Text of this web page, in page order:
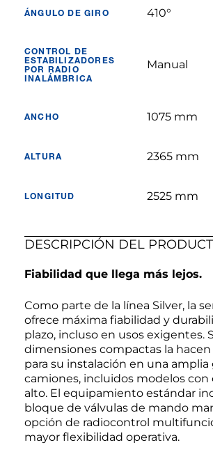
ÁNGULO DE GIRO 410°
CONTROL DE
ESTABILIZADORES
POR RADIO
INALÁMBRICA
Manual
ANCHO 1075 mm
ALTURA 2365 mm
LONGITUD 2525 mm
DESCRIPCIÓN DEL
Fiabilidad que llega más lejos.
Como parte de la línea Silver, la
ofrece máxima fiabilidad y
plazo, incluso en usos exigentes.
dimensiones compactas la hacen
para su instalación en una amplia
camiones, incluidos modelos con
alto. El equipamiento estándar
bloque de válvulas de mando
opción de radiocontrol
mayor flexibilidad operativa.